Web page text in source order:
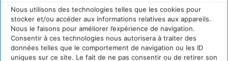
Nous utilisons des technologies telles que les cookies pour
stocker et/ou accéder aux informations relatives aux appareils.
Nous le faisons pour améliorer l’expérience de navigation.
Consentir à ces technologies nous autorisera à traiter des
données telles que le comportement de navigation ou les ID
uniques sur ce site. Le fait de ne pas consentir ou de retirer son